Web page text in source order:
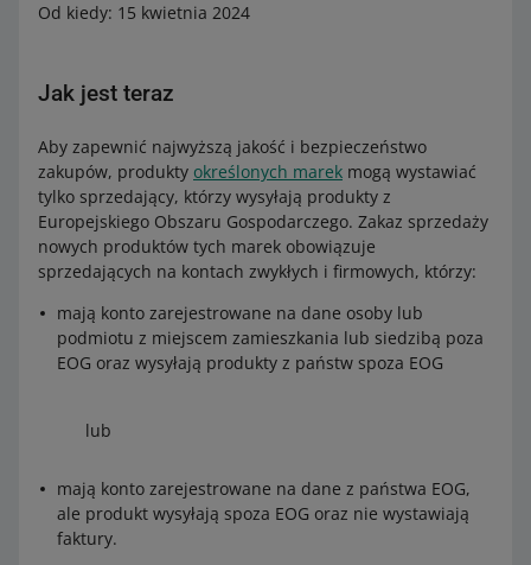
Od kiedy: 15 kwietnia 2024
Jak jest teraz
Aby zapewnić najwyższą jakość i bezpieczeństwo
zakupów, produkty określonych marek mogą wystawiać
tylko sprzedający, którzy wysyłają produkty z
Europejskiego Obszaru Gospodarczego. Zakaz sprzedaży
nowych produktów tych marek obowiązuje
sprzedających na kontach zwykłych i firmowych, którzy:
mają konto zarejestrowane na dane osoby lub
podmiotu z miejscem zamieszkania lub siedzibą poza
EOG oraz wysyłają produkty z państw spoza EOG
lub
mają konto zarejestrowane na dane z państwa EOG,
ale produkt wysyłają spoza EOG oraz nie wystawiają
faktury.